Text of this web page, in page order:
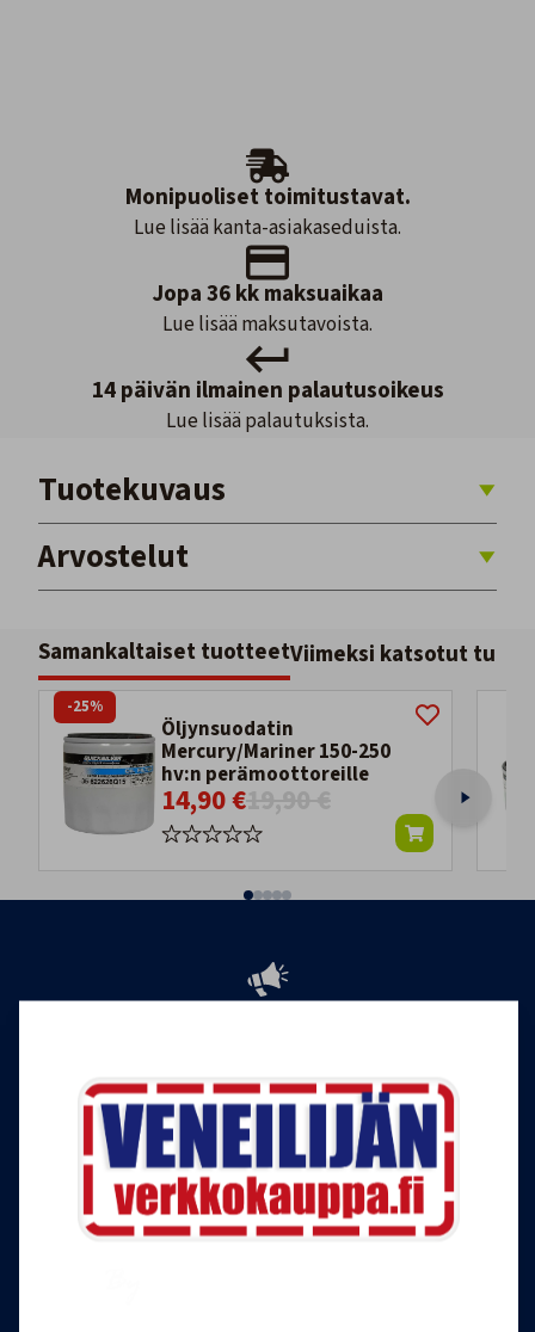
Monipuoliset toimitustavat.
Lue lisää kanta-asiakaseduista.
Jopa 36 kk maksuaikaa
Lue lisää maksutavoista.
14 päivän ilmainen palautusoikeus
Lue lisää palautuksista.
Tuotekuvaus
Arvostelut
Samankaltaiset tuotteetViimeksi katsotut
Öljynsuodatin
Mercury/Mariner 150-250
hv:n perämoottoreille
14,90 €19,90 €
-25%
tilaajaksi, ja saat jatkossa tietoa veneilystä,
uutuustuotteista ja ajankohtaisista tarjouksista
ensimmäisten joukossa. Lähetämme 1-4
uutiskirjettä kuukaudessa. Voit perua uutiskirjeen
tilauksen milloin tahansa.